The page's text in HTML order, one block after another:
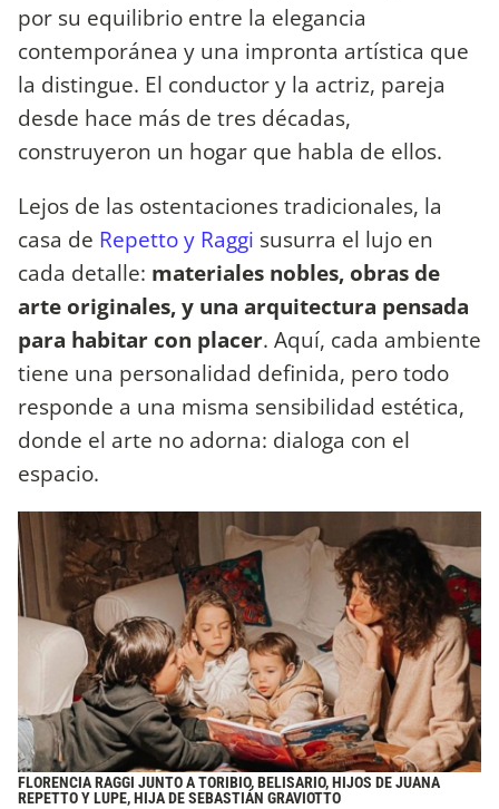
por su equilibrio entre la elegancia
contemporánea y una impronta artística que
la distingue. El conductor y la actriz, pareja
desde hace más de tres décadas,
construyeron un hogar que habla de ellos.
Lejos de las ostentaciones tradicionales, la
casa de Repetto y Raggi susurra el lujo en
cada detalle: materiales nobles, obras de
arte originales, y una arquitectura pensada
para habitar con placer. Aquí, cada ambiente
tiene una personalidad definida, pero todo
responde a una misma sensibilidad estética,
donde el arte no adorna: dialoga con el
espacio.
FLORENCIA RAGGI JUNTO A TORIBIO, BELISARIO, HIJOS DE JUANA
REPETTO Y LUPE, HIJA DE SEBASTIÁN GRAVIOTTO